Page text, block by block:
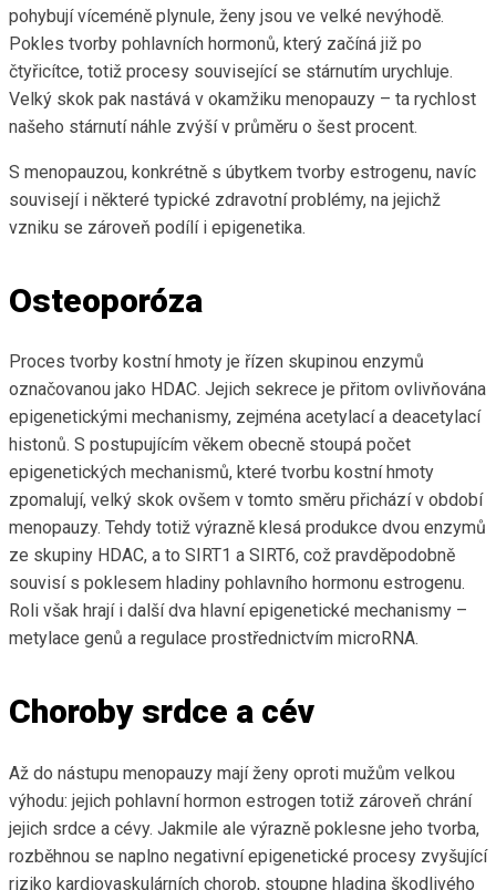
pohybují víceméně plynule, ženy jsou ve velké nevýhodě.
Pokles tvorby pohlavních hormonů, který začíná již po
čtyřicítce, totiž procesy související se stárnutím urychluje.
Velký skok pak nastává v okamžiku menopauzy – ta rychlost
našeho stárnutí náhle zvýší v průměru o šest procent.
S menopauzou, konkrétně s úbytkem tvorby estrogenu, navíc
souvisejí i některé typické zdravotní problémy, na jejichž
vzniku se zároveň podílí i epigenetika.
Osteoporóza
Proces tvorby kostní hmoty je řízen skupinou enzymů
označovanou jako HDAC. Jejich sekrece je přitom ovlivňována
epigenetickými mechanismy, zejména acetylací a deacetylací
histonů. S postupujícím věkem obecně stoupá počet
epigenetických mechanismů, které tvorbu kostní hmoty
zpomalují, velký skok ovšem v tomto směru přichází v období
menopauzy. Tehdy totiž výrazně klesá produkce dvou enzymů
ze skupiny HDAC, a to SIRT1 a SIRT6, což pravděpodobně
souvisí s poklesem hladiny pohlavního hormonu estrogenu.
Roli však hrají i další dva hlavní epigenetické mechanismy –
metylace genů a regulace prostřednictvím microRNA.
Choroby srdce a cév
Až do nástupu menopauzy mají ženy oproti mužům velkou
výhodu: jejich pohlavní hormon estrogen totiž zároveň chrání
jejich srdce a cévy. Jakmile ale výrazně poklesne jeho tvorba,
rozběhnou se naplno negativní epigenetické procesy zvyšující
riziko kardiovaskulárních chorob, stoupne hladina škodlivého